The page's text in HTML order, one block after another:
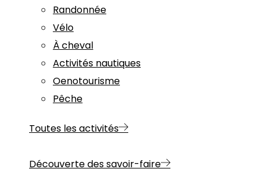
Randonnée
Vélo
À cheval
Activités nautiques
Oenotourisme
Pêche
Toutes les activités
Découverte des savoir-faire